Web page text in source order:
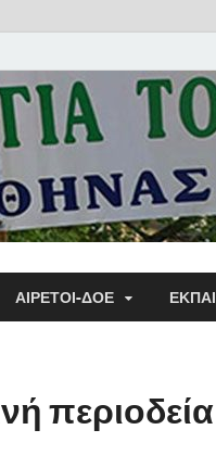
ΑΙΡΕΤΟΙ-ΔΟΕ
περιοδεία